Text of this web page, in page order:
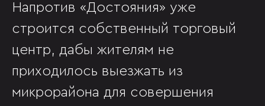
Напротив «Достояния» уже
строится собственный торговый
центр, дабы жителям не
приходилось выезжать из
микрорайона для совершения